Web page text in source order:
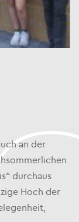
an der
durchaus
Hoch der